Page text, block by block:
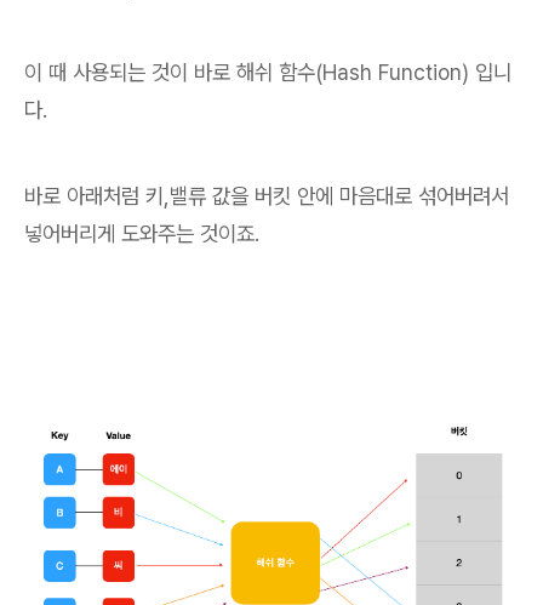
이 때 사용되는 것이 바로 해쉬 함수(Hash Function) 입니
다.
바로 아래처럼 키,밸류 값을 버킷 안에 마음대로 섞어버려서
넣어버리게 도와주는 것이죠.